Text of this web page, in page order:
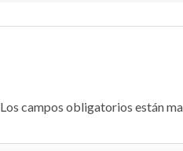
Los campos obligatorios están